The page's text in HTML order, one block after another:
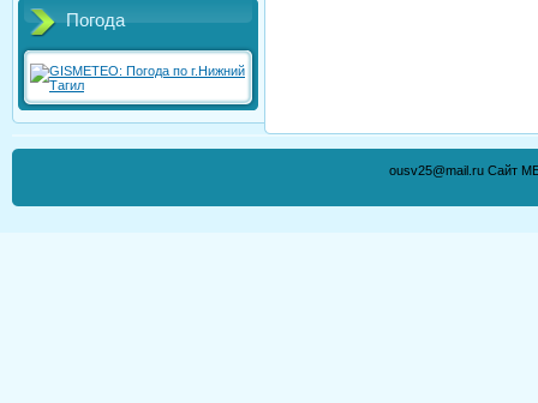
Погода
ousv25@mail.ru Сайт